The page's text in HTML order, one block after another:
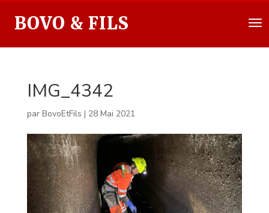
IMG_4342
par BovoEtFils | 28 Mai 2021